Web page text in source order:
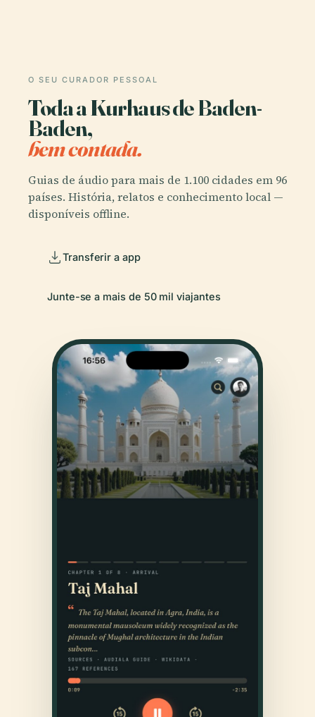
O SEU CURADOR PESSOAL
Toda a Kurhaus de Baden-
Baden,
bem contada.
Guias de áudio para mais de 1.100 cidades em 96
países. História, relatos e conhecimento local —
disponíveis offline.
Transferir a app
Junte-se a mais de 50 mil viajantes